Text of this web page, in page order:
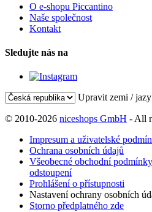
O e-shopu Piccantino
Naše společnost
Kontakt
Sledujte nás na
Upravit zemi /
© 2010-2026 niceshops GmbH - All
Impresum a uživatelské
Ochrana osobních údajů
Všeobecné obchodní
odstoupení
Prohlášení o přístupnosti
Nastavení ochrany osobních
Storno předplatného zde